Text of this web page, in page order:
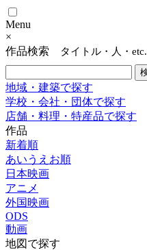
Menu
×
作品検索
タイトル・人・etc.
地域・建築で探す
学校・会社・団体で探す
店舗・料理・特産品で探す
作品
新着順
あいうえお順
日本映画
アニメ
外国映画
ODS
動画
地図で探す